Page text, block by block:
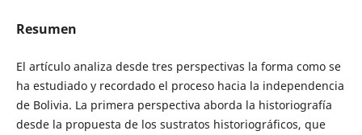
Resumen
El artículo analiza desde tres perspectivas la forma como se
ha estudiado y recordado el proceso hacia la independencia
de Bolivia. La primera perspectiva aborda la historiografía
desde la propuesta de los sustratos historiográficos, que